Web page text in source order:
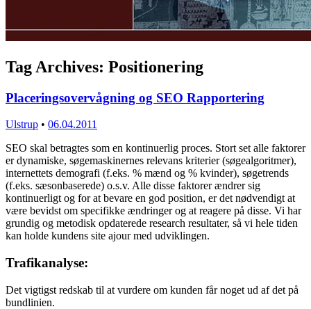
Tag Archives: Positionering
Placeringsovervågning og SEO Rapportering
Ulstrup • 06.04.2011
SEO skal betragtes som en kontinuerlig proces. Stort set alle faktorer
er dynamiske, søgemaskinernes relevans kriterier (søgealgoritmer),
internettets demografi (f.eks. % mænd og % kvinder), søgetrends
(f.eks. sæsonbaserede) o.s.v. Alle disse faktorer ændrer sig
kontinuerligt og for at bevare en god position, er det nødvendigt at
være bevidst om specifikke ændringer og at reagere på disse. Vi har
grundig og metodisk opdaterede research resultater, så vi hele tiden
kan holde kundens site ajour med udviklingen.
Trafikanalyse:
Det vigtigst redskab til at vurdere om kunden får noget ud af det på
bundlinien.